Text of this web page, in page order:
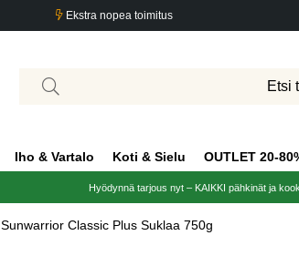
Ekstra nopea toimitus
Iho & Vartalo Koti & Sielu OUTLET 20-
Hyödynnä tarjous nyt – KAIKKI pähkinät ja
Sunwarrior Classic Plus Suklaa 750g